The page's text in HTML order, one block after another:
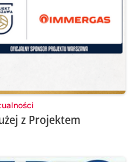
z Projektem